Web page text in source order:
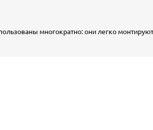
многократно: они легко